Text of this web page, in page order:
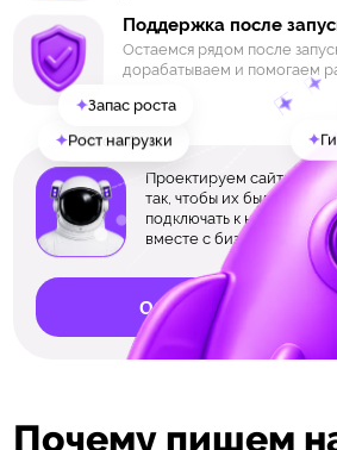
Поддержка после
Остаемся рядом после
дорабатываем и помогаем
✦Чистый код ✦
✦Рост нагрузки
✦Запас роста
Проектируем сайты,
так, чтобы их было проще
подключать к новым
вместе с бизнесом.
Обсудить развитие
Почему пишем